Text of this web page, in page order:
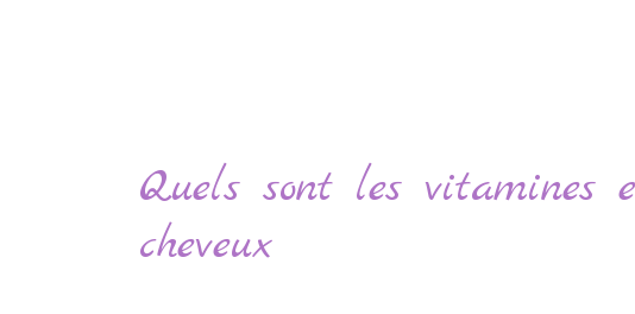
Quels sont les
cheveux